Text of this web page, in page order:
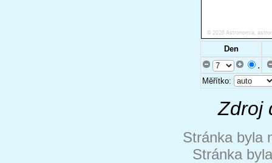
Den
.
Měřítko:
Zdroj
Stránka byla
Stránka